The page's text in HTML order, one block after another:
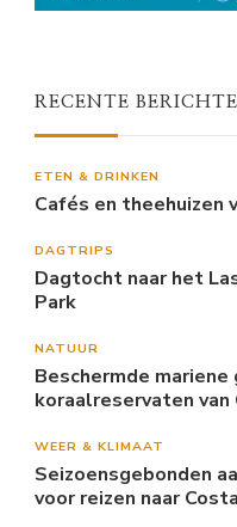
RECENTE
ETEN & DRINKEN
Cafés en theehuizen
DAGTRIPS
Dagtocht naar het
Park
NATUUR
Beschermde mariene
koraalreservaten van
WEER & KLIMAAT
Seizoensgebonden
voor reizen naar